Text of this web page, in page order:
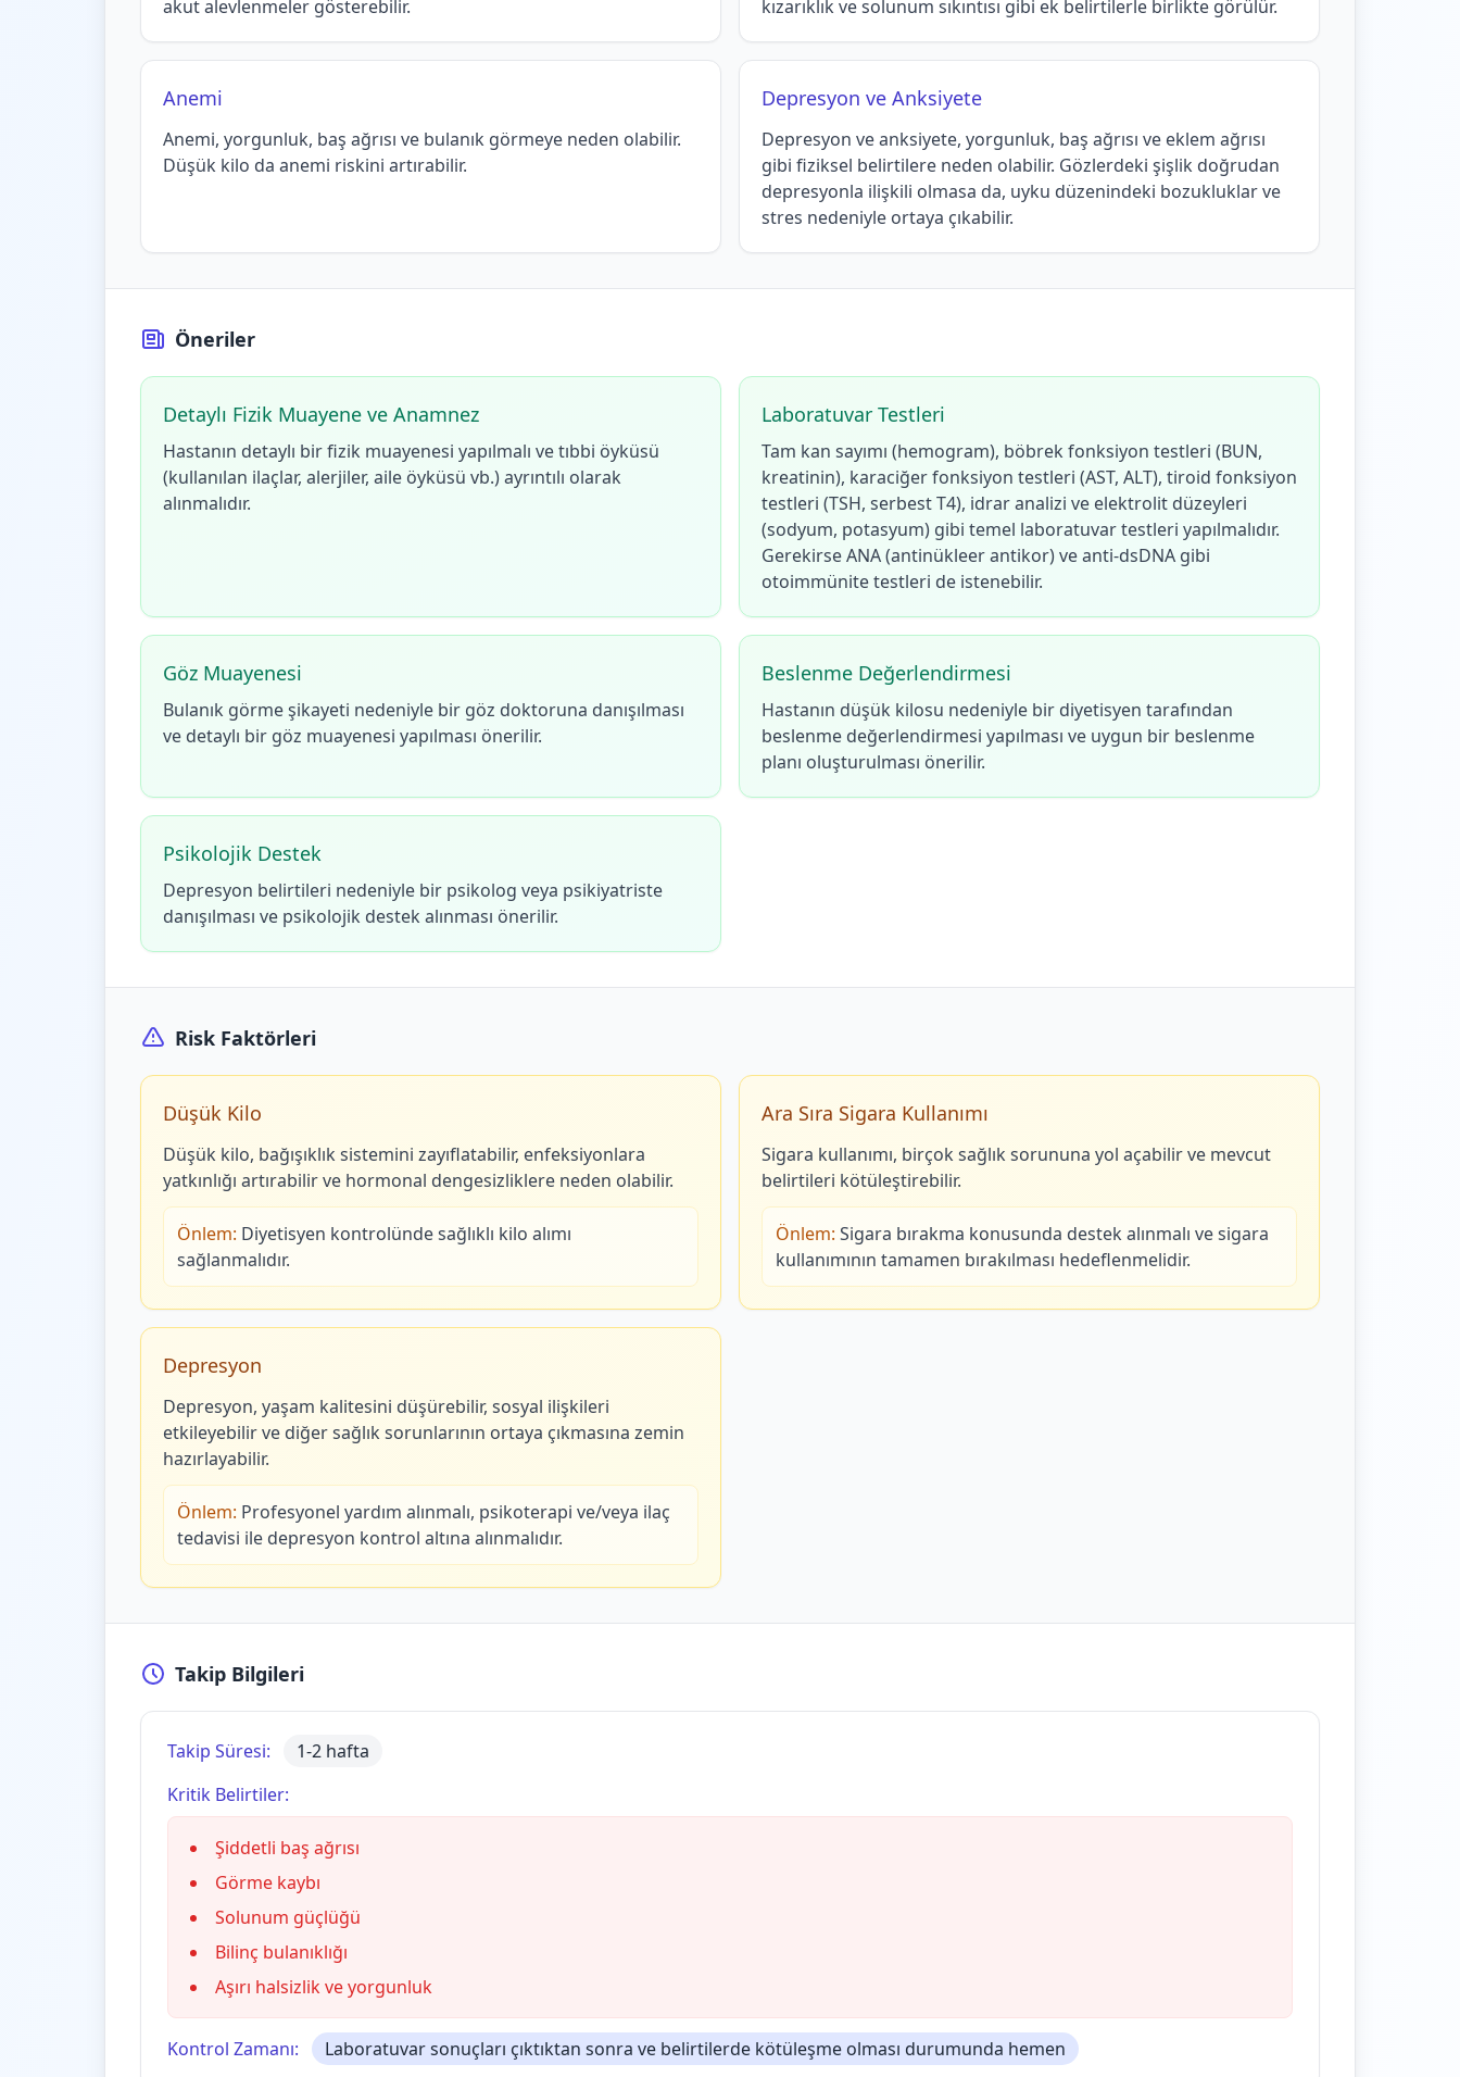
akut alevlenmeler gösterebilir.
kızarıklık ve solunum sıkıntısı gibi ek belirtilerle birlikte görülür.
Anemi
Anemi, yorgunluk, baş ağrısı ve bulanık görmeye neden olabilir.
Düşük kilo da anemi riskini artırabilir.
Depresyon ve Anksiyete
Depresyon ve anksiyete, yorgunluk, baş ağrısı ve eklem ağrısı
gibi fiziksel belirtilere neden olabilir. Gözlerdeki şişlik doğrudan
depresyonla ilişkili olmasa da, uyku düzenindeki bozukluklar ve
stres nedeniyle ortaya çıkabilir.
Öneriler
Detaylı Fizik Muayene ve Anamnez
Hastanın detaylı bir fizik muayenesi yapılmalı ve tıbbi öyküsü
(kullanılan ilaçlar, alerjiler, aile öyküsü vb.) ayrıntılı olarak
alınmalıdır.
Laboratuvar Testleri
Tam kan sayımı (hemogram), böbrek fonksiyon testleri (BUN,
kreatinin), karaciğer fonksiyon testleri (AST, ALT), tiroid fonksiyon
testleri (TSH, serbest T4), idrar analizi ve elektrolit düzeyleri
(sodyum, potasyum) gibi temel laboratuvar testleri yapılmalıdır.
Gerekirse ANA (antinükleer antikor) ve anti-dsDNA gibi
otoimmünite testleri de istenebilir.
Göz Muayenesi
Bulanık görme şikayeti nedeniyle bir göz doktoruna danışılması
ve detaylı bir göz muayenesi yapılması önerilir.
Beslenme Değerlendirmesi
Hastanın düşük kilosu nedeniyle bir diyetisyen tarafından
beslenme değerlendirmesi yapılması ve uygun bir beslenme
planı oluşturulması önerilir.
Psikolojik Destek
Depresyon belirtileri nedeniyle bir psikolog veya psikiyatriste
danışılması ve psikolojik destek alınması önerilir.
Risk Faktörleri
Düşük Kilo
Düşük kilo, bağışıklık sistemini zayıflatabilir, enfeksiyonlara
yatkınlığı artırabilir ve hormonal dengesizliklere neden olabilir.
Önlem: Diyetisyen kontrolünde sağlıklı kilo alımı
sağlanmalıdır.
Ara Sıra Sigara Kullanımı
Sigara kullanımı, birçok sağlık sorununa yol açabilir ve mevcut
belirtileri kötüleştirebilir.
Önlem: Sigara bırakma konusunda destek alınmalı ve sigara
kullanımının tamamen bırakılması hedeflenmelidir.
Depresyon
Depresyon, yaşam kalitesini düşürebilir, sosyal ilişkileri
etkileyebilir ve diğer sağlık sorunlarının ortaya çıkmasına zemin
hazırlayabilir.
Önlem: Profesyonel yardım alınmalı, psikoterapi ve/veya ilaç
tedavisi ile depresyon kontrol altına alınmalıdır.
Takip Bilgileri
Takip Süresi:
1-2 hafta
Kritik Belirtiler:
Şiddetli baş ağrısı
Görme kaybı
Solunum güçlüğü
Bilinç bulanıklığı
Aşırı halsizlik ve yorgunluk
Kontrol Zamanı: Laboratuvar sonuçları çıktıktan sonra ve belirtilerde kötüleşme olması durumunda hemen